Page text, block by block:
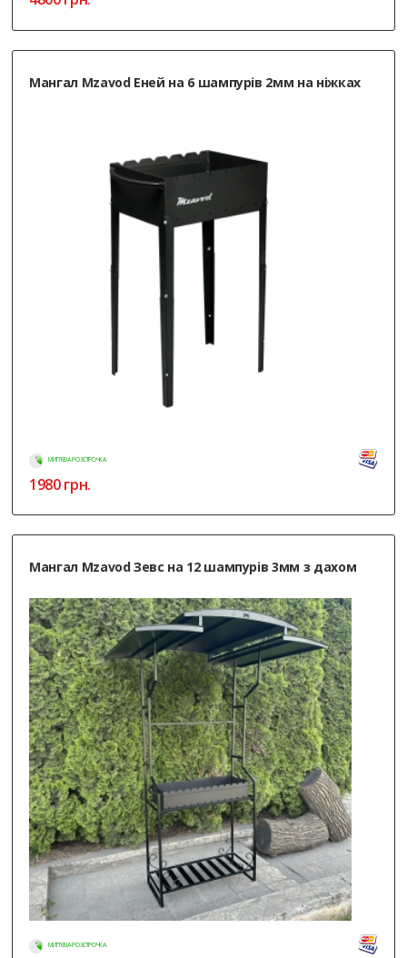
Мангал Mzavod Еней на 6 шампурів 2мм на ніжках
МИТТЄВА РОЗСТРОЧКА
1980грн.
Мангал Mzavod Зевс на 12 шампурів 3мм з дахом
МИТТЄВА РОЗСТРОЧКА